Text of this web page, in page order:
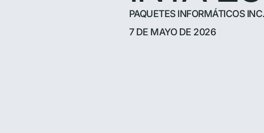
PAQUETES INFORMÁTICOS
7 DE MAYO DE 2026